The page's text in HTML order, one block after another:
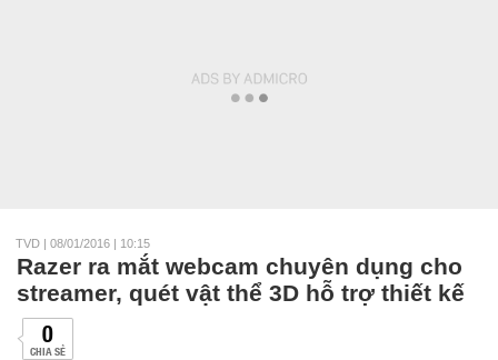
TVD | 08/01/2016 | 10:15
Razer ra mắt webcam chuyên dụng cho
streamer, quét vật thể 3D hỗ trợ thiết kế
0
CHIA SẺ